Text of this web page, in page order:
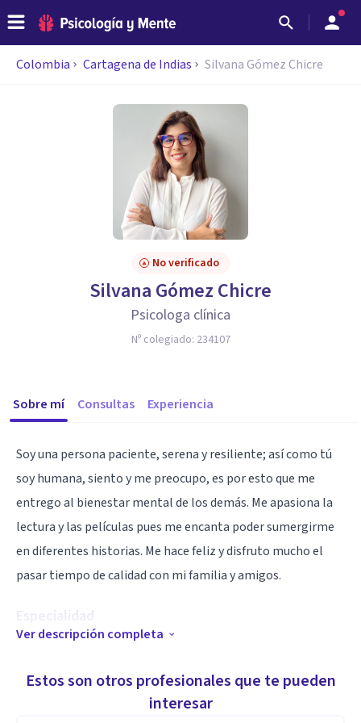
Colombia Cartagena de Indias Silvana Gómez Chicre
No verificado
Silvana Gómez Chicre
Psicologa clínica
Nº colegiado: 234107
Sobre mí Consultas Experiencia
Soy una persona paciente, serena y resiliente; así como tú
soy humana, siento y me preocupo, es por esto que me
entrego al bienestar mental de los demás. Me apasiona la
lectura y las películas pues me encanta poder sumergirme
en diferentes historias. Me hace feliz y disfruto mucho el
pasar tiempo de calidad con mi familia y amigos.
Especialidad
Mi enfoque es la Terapia Cognitivo Conductual, la cual busca
comportamientos desadaptativos que contribuyen al
Ver descripción completa
Estos son otros profesionales que te pueden
interesar